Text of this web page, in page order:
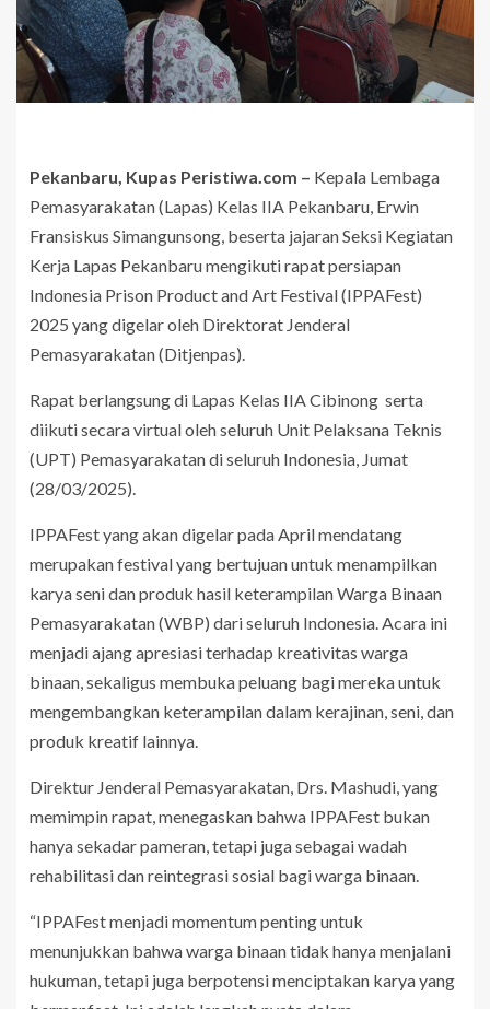
Pekanbaru, Kupas Peristiwa.com – Kepala Lembaga
Pemasyarakatan (Lapas) Kelas IIA Pekanbaru, Erwin
Fransiskus Simangunsong, beserta jajaran Seksi Kegiatan
Kerja Lapas Pekanbaru mengikuti rapat persiapan
Indonesia Prison Product and Art Festival (IPPAFest)
2025 yang digelar oleh Direktorat Jenderal
Pemasyarakatan (Ditjenpas).
Rapat berlangsung di Lapas Kelas IIA Cibinong serta
diikuti secara virtual oleh seluruh Unit Pelaksana Teknis
(UPT) Pemasyarakatan di seluruh Indonesia, Jumat
(28/03/2025).
IPPAFest yang akan digelar pada April mendatang
merupakan festival yang bertujuan untuk menampilkan
karya seni dan produk hasil keterampilan Warga Binaan
Pemasyarakatan (WBP) dari seluruh Indonesia. Acara ini
menjadi ajang apresiasi terhadap kreativitas warga
binaan, sekaligus membuka peluang bagi mereka untuk
mengembangkan keterampilan dalam kerajinan, seni, dan
produk kreatif lainnya.
Direktur Jenderal Pemasyarakatan, Drs. Mashudi, yang
memimpin rapat, menegaskan bahwa IPPAFest bukan
hanya sekadar pameran, tetapi juga sebagai wadah
rehabilitasi dan reintegrasi sosial bagi warga binaan.
“IPPAFest menjadi momentum penting untuk
menunjukkan bahwa warga binaan tidak hanya menjalani
hukuman, tetapi juga berpotensi menciptakan karya yang